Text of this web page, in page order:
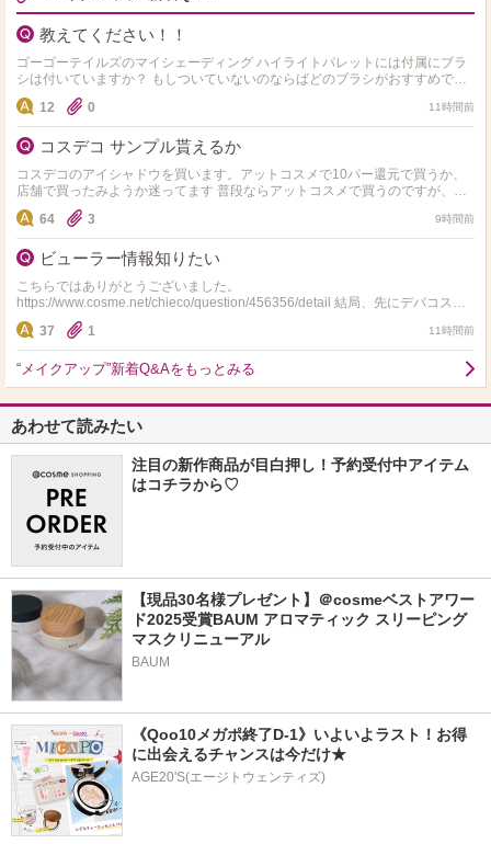
教えてください！！
ゴーゴーテイルズのマイシェーディング ハイライトパレットには付属にブラ
シは付いていますか？ もしついていないのならばどのブラシがおすすめです
か？
12 0 11時間前
コスデコ サンプル貰えるか
コスデコのアイシャドウを買います。アットコスメで10パー還元で買うか、
店舗で買ったみようか迷ってます 普段ならアットコスメで買うのですが、コ
スデコ店頭がサンプル結構くれる感じなら店頭で買ってみた…
64 3 9時間前
ビューラー情報知りたい
こちらではありがとうございました。
https://www.cosme.net/chieco/question/456356/detail 結局、先にデパコスで
ない資生堂のアイラッシュ…
37 1 11時間前
“メイクアップ”新着Q&Aをもっとみる
あわせて読みたい
注目の新作商品が目白押し！予約受付中アイテム
はコチラから♡
【現品30名様プレゼント】＠cosmeベストアワー
ド2025受賞BAUM アロマティック スリーピング
マスクリニューアル
BAUM
《Qoo10メガポ終了D-1》いよいよラスト！お得
に出会えるチャンスは今だけ★
AGE20'S(エージトウェンティズ)